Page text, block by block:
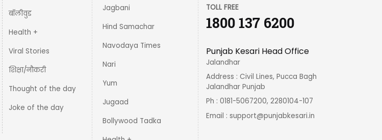
बॉलीवुड
Health +
Viral Stories
शिक्षा/नौकरी
Thought of the day
Joke of the day
Jagbani
Hind Samachar
Navodaya Times
Nari
Yum
Jugaad
Bollywood Tadka
TOLL FREE
1800 137 6200
Punjab Kesari Head Office
Jalandhar
Address : Civil Lines, Pucca Bagh
Jalandhar Punjab
Ph : 0181-5067200, 2280104-107
Email :support@punjabkesari.in